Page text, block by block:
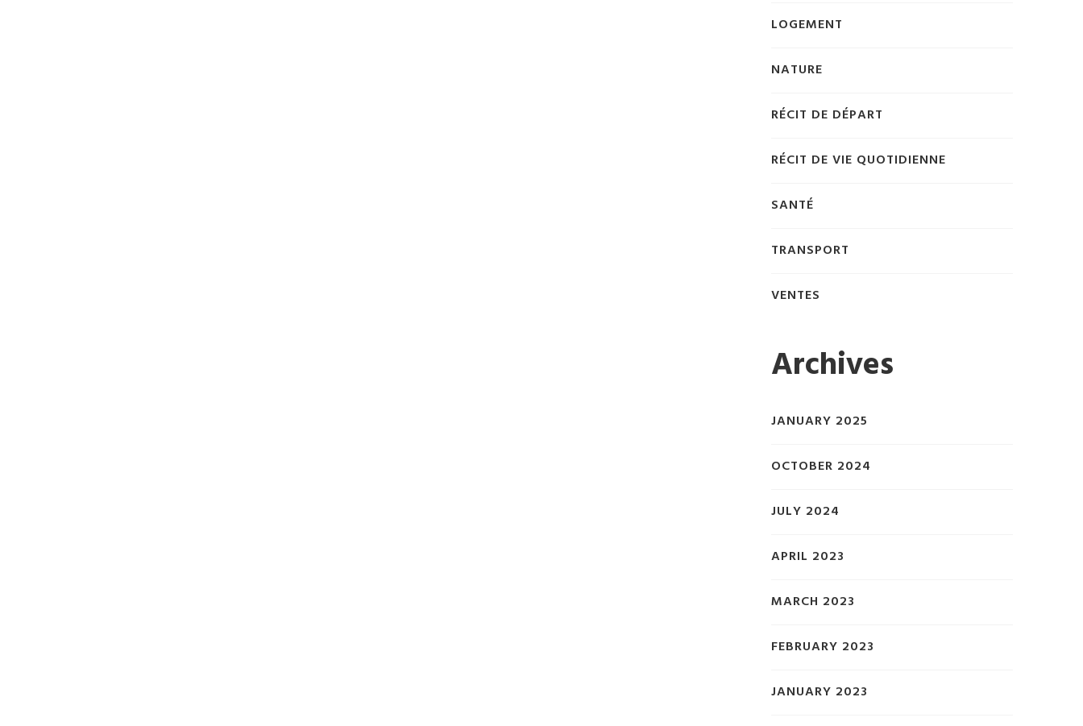
LOGEMENT
NATURE
RÉCIT DE DÉPART
RÉCIT DE VIE QUOTIDIENNE
SANTÉ
TRANSPORT
VENTES
Archives
JANUARY 2025
OCTOBER 2024
JULY 2024
APRIL 2023
MARCH 2023
FEBRUARY 2023
JANUARY 2023